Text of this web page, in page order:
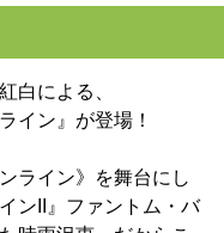
白による、
イン』が登場！
ライン》を舞台にし
ンII』ファントム・バ